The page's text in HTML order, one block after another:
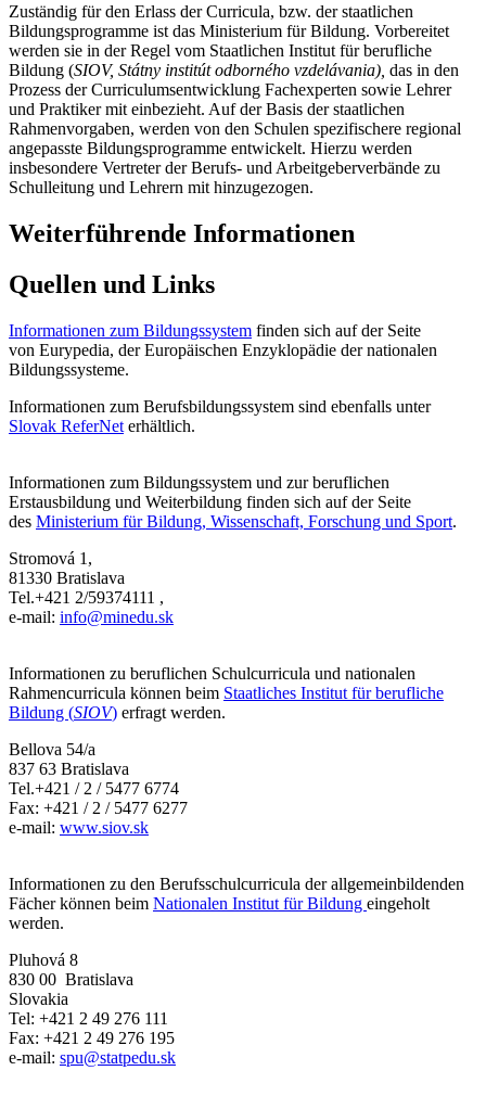
Zuständig für den Erlass der Curricula, bzw. der staatlichen
Bildungsprogramme ist das Ministerium für Bildung. Vorbereitet
werden sie in der Regel vom Staatlichen Institut für berufliche
Bildung (SIOV, Státny institút odborného vzdelávania), das in den
Prozess der Curriculumsentwicklung Fachexperten sowie Lehrer
und Praktiker mit einbezieht. Auf der Basis der staatlichen
Rahmenvorgaben, werden von den Schulen spezifischere regional
angepasste Bildungsprogramme entwickelt. Hierzu werden
insbesondere Vertreter der Berufs- und Arbeitgeberverbände zu
Schulleitung und Lehrern mit hinzugezogen.
Weiterführende Informationen
Quellen und Links
Informationen zum Bildungssystem finden sich auf der Seite
von Eurypedia, der Europäischen Enzyklopädie der nationalen
Bildungssysteme.
Informationen zum Berufsbildungssystem sind ebenfalls unter
Slovak ReferNet erhältlich.
Informationen zum Bildungssystem und zur beruflichen
Erstausbildung und Weiterbildung finden sich auf der Seite
des Ministerium für Bildung, Wissenschaft, Forschung und Sport.
Stromová 1,
81330 Bratislava
Tel.+421 2/59374111 ,
e-mail: info@minedu.sk
Informationen zu beruflichen Schulcurricula und nationalen
Rahmencurricula können beim Staatliches Institut für berufliche
Bildung (SIOV) erfragt werden.
Bellova 54/a
837 63 Bratislava
Tel.+421 / 2 / 5477 6774
Fax: +421 / 2 / 5477 6277
e-mail: www.siov.sk
Informationen zu den Berufsschulcurricula der allgemeinbildenden
Fächer können beim Nationalen Institut für Bildung eingeholt
werden.
Pluhová 8
830 00 Bratislava
Slovakia
Tel: +421 2 49 276 111
Fax: +421 2 49 276 195
e-mail: spu@statpedu.sk